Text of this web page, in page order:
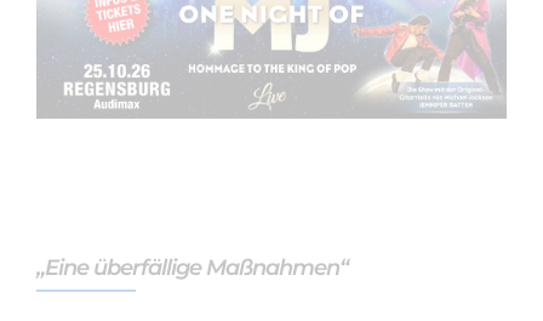
„Eine überfällige Maßnahmen“